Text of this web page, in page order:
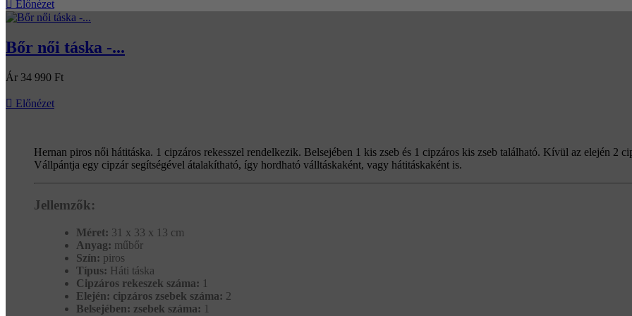
 Előnézet
Bőr női táska -...
Ár 34 990 Ft
 Előnézet
Hernan piros női hátitáska. 1 cipzáros rekesszel rendelkezik. Belsejében 1 kis zseb és 1 cipzáros kis zseb található. Kívül az elején 2
Vállpántja egy cipzár segítségével átalakítható, így hordható válltáskaként, vagy hátitáskaként is.
Jellemzők:
Méret: 31 x 33 x 13 cm
Anyag: műbőr
Szín: piros
Típus: Háti táska
Cipzáros rekeszek száma: 1
Elején: cipzáros zsebek száma: 2
Belsejében: zsebek száma: 1